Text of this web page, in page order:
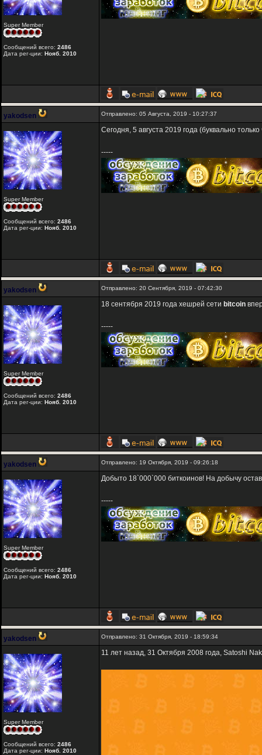
Super Member
Сообщений всего: 2486
Дата рег-ции: Нояб. 2010
yakodsen Отправлено: 05 Августа, 2019 - 10:27:37
Super Member
Сообщений всего: 2486
Дата рег-ции: Нояб. 2010
Сегодня, 5 августа 2019 года (буквально
-----
yakodsen Отправлено: 20 Сентября, 2019 - 07:42:30
Super Member
Сообщений всего: 2486
Дата рег-ции: Нояб. 2010
18 сентября 2019 года хешрей сети bitcoin
-----
yakodsen Отправлено: 19 Октября, 2019 - 09:26:18
Super Member
Сообщений всего: 2486
Дата рег-ции: Нояб. 2010
Добыто 18`000`000 биткоинов! На добычу
-----
yakodsen Отправлено: 31 Октября, 2019 - 18:59:34
Super Member
Сообщений всего: 2486
Дата рег-ции: Нояб. 2010
11 лет назад, 31 Октября 2008 года, Satoshi